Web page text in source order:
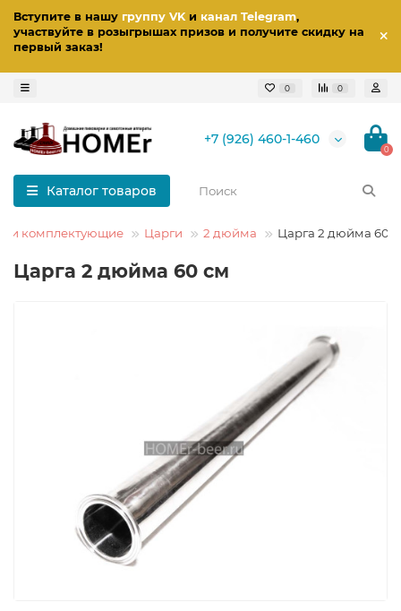
Вступите в нашу группу VKи канал Telegram,
участвуйте в розыгрышах призов и получите скидку на
первый заказ!
0 0
+7 (926) 460-1-460
0
Каталог товаров
и комплектующие Царги 2 дюйма Царга 2 дюйма 60
Царга 2 дюйма 60 см